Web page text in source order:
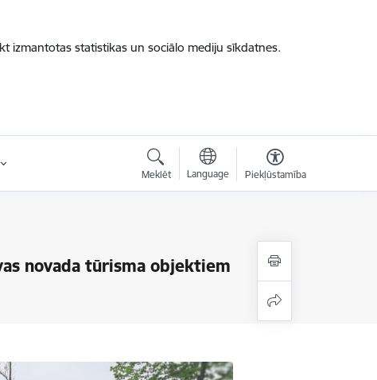
izmantotas statistikas un sociālo mediju sīkdatnes.
Meklēt Language Piekļūstamība
novada tūrisma objektiem